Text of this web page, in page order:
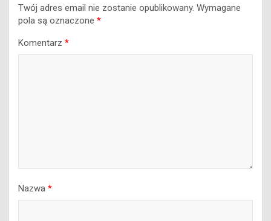
Twój adres email nie zostanie opublikowany. Wymagane
pola są oznaczone *
Komentarz *
Nazwa *